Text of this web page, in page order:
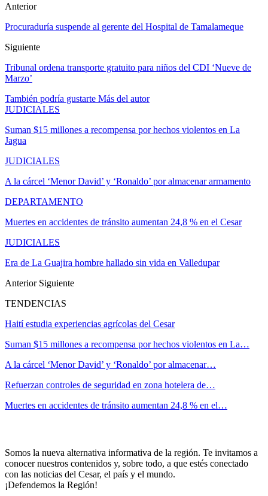
Anterior
Procuraduría suspende al gerente del Hospital de Tamalameque
Siguiente
Tribunal ordena transporte gratuito para niños del CDI ‘Nueve de
Marzo’
También podría gustarte Más del autor
JUDICIALES
Suman $15 millones a recompensa por hechos violentos en La
Jagua
JUDICIALES
A la cárcel ‘Menor David’ y ‘Ronaldo’ por almacenar armamento
DEPARTAMENTO
Muertes en accidentes de tránsito aumentan 24,8 % en el Cesar
JUDICIALES
Era de La Guajira hombre hallado sin vida en Valledupar
Anterior Siguiente
TENDENCIAS
Haití estudia experiencias agrícolas del Cesar
Suman $15 millones a recompensa por hechos violentos en La…
A la cárcel ‘Menor David’ y ‘Ronaldo’ por almacenar…
Refuerzan controles de seguridad en zona hotelera de…
Muertes en accidentes de tránsito aumentan 24,8 % en el…
Somos la nueva alternativa informativa de la región. Te invitamos a
conocer nuestros contenidos y, sobre todo, a que estés conectado
con las noticias del Cesar, el país y el mundo.
¡Defendemos la Región!